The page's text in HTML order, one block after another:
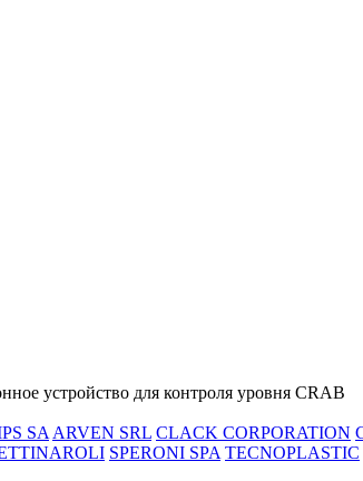
устройство для контроля уровня CRAB
SAARVEN SRL CLACK CORPORATION
SPERONI SPA TECNOPLASTIC